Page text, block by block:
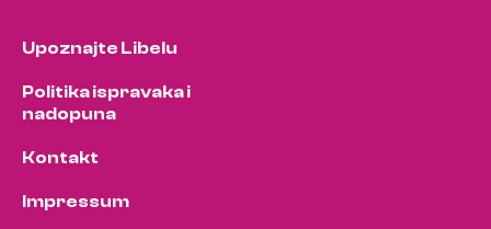
Upoznajte Libelu
Politika ispravaka i
nadopuna
Kontakt
Impressum